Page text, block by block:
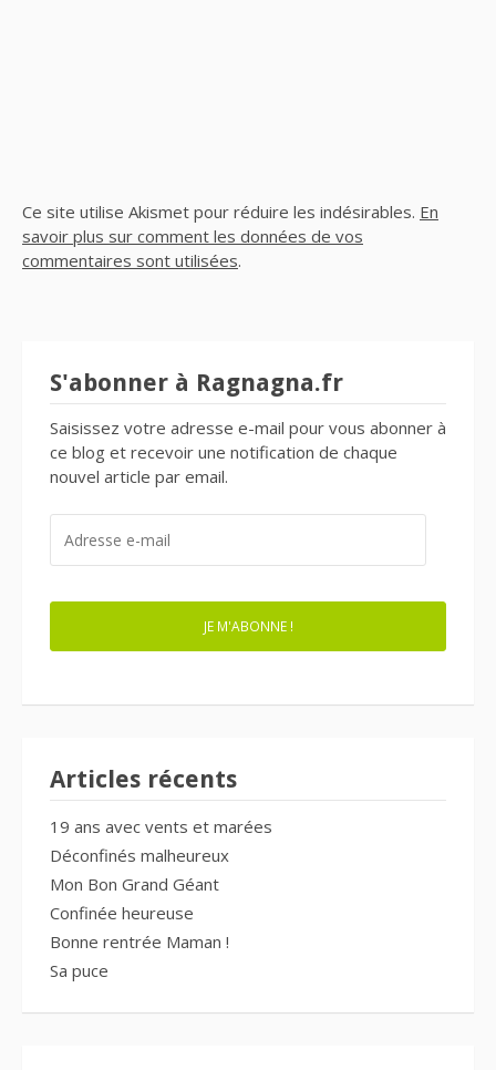
Ce site utilise Akismet pour réduire les indésirables. En
savoir plus sur comment les données de vos
commentaires sont utilisées.
S'abonner à Ragnagna.fr
Saisissez votre adresse e-mail pour vous abonner à
ce blog et recevoir une notification de chaque
nouvel article par email.
MAIL
JE M'ABONNE !
Articles récents
19 ans avec vents et marées
Déconfinés malheureux
Mon Bon Grand Géant
Confinée heureuse
Bonne rentrée Maman !
Sa puce